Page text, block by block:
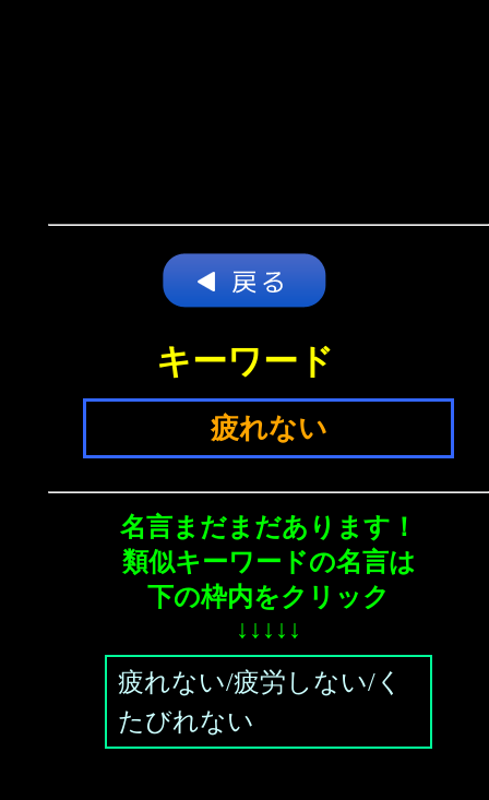
キーワード
疲れない
名言まだまだあります！
類似キーワードの名言は
下の枠内をクリック
↓↓↓↓↓
疲れない/疲労しない/く
たびれない